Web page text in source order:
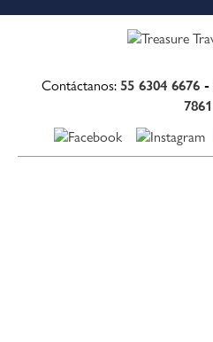
Contáctanos: 55 6304 6676 -
7861